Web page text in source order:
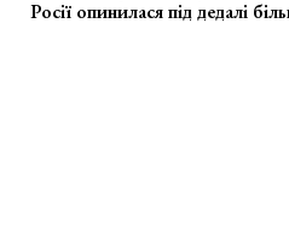
Росії опинилася під дедалі